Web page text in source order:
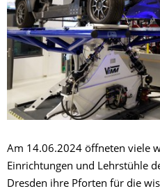
Am 14.06.2024 öffneten viele
Einrichtungen und Lehrstühle
Dresden ihre Pforten für die